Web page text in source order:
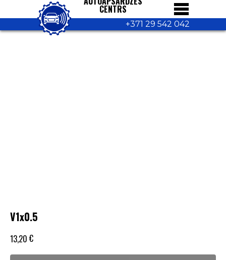
+371 29 542 042
CENTRS
V1x0.5
13,20 €